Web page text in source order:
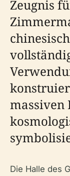
Zeugnis
massiven
Die Halle des